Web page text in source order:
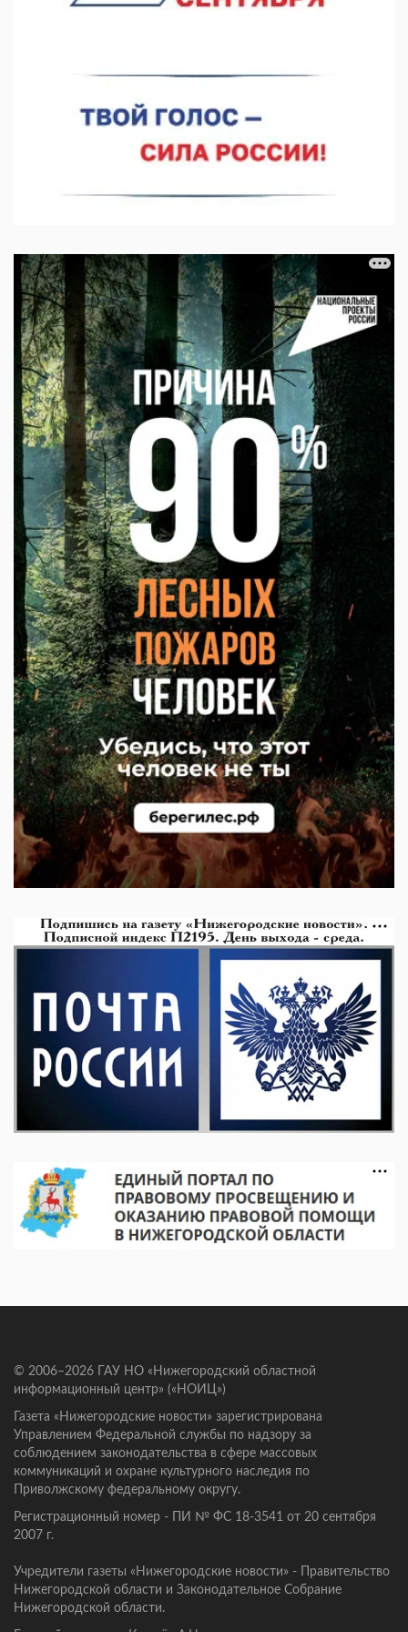
© 2006–2026 ГАУ НО «Нижегородский областной
информационный центр» («НОИЦ»)
Газета «Нижегородские новости» зарегистрирована
Управлением Федеральной службы по надзору за
соблюдением законодательства в сфере массовых
коммуникаций и охране культурного наследия по
Приволжскому федеральному округу.
Регистрационный номер - ПИ № ФС 18-3541 от 20 сентября
2007 г.
Учредители газеты «Нижегородские новости» - Правительство
Нижегородской области и Законодательное Собрание
Нижегородской области.